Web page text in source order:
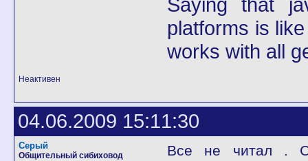
platforms is
works with all
Неактивен
04.06.2009 15:11:30
Серый
Общительный сибиховод
Все не читал .